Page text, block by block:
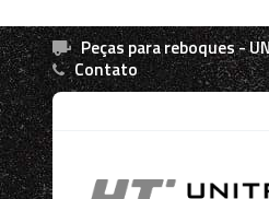
Peças para reboques -
Contato